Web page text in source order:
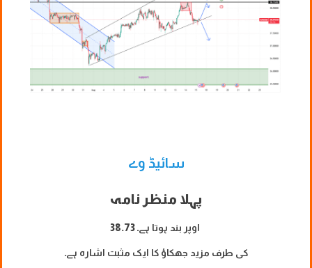
سائیڈ وے
پہلا منظر نامہ
اوپر بند ہوتا ہے۔38.73
کی طرف مزید جھکاؤ کا ایک مثبت اشارہ ہے۔